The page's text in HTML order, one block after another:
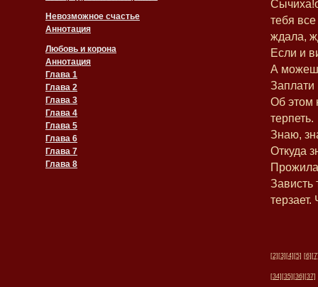
Невозможное счастье
Аннотация
Любовь и корона
Аннотация
Глава 1
Глава 2
Глава 3
Глава 4
Глава 5
Глава 6
Глава 7
Глава 8
тебя все
ждала,
Если и
А
Заплати
Об этом
терпеть.
Знаю,
Откуда
Прожила
Зависть
[2] [3] [4] [5] [6]
[34] [35] [36] [37]